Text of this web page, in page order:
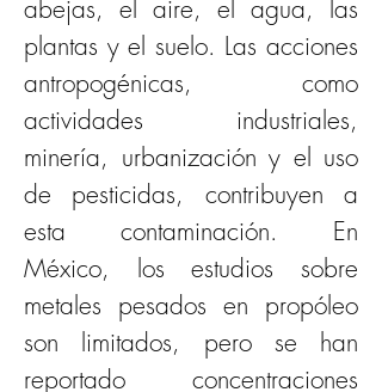
abejas, el aire, el agua, las
plantas y el suelo. Las acciones
antropogénicas, como
actividades industriales,
minería, urbanización y el uso
de pesticidas, contribuyen a
esta contaminación. En
México, los estudios sobre
metales pesados en propóleo
son limitados, pero se han
reportado concentraciones